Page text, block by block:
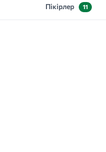
Пікірлер 11